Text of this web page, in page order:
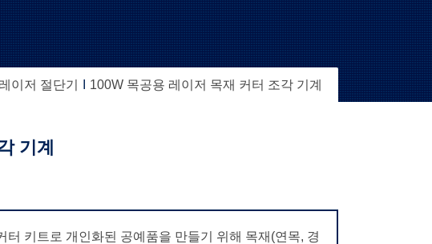
이저 절단기 100W 목공용 레이저 목재 커터 조각 기계
기계
키트로 개인화된 공예품을 만들기 위해 목재(연목, 경